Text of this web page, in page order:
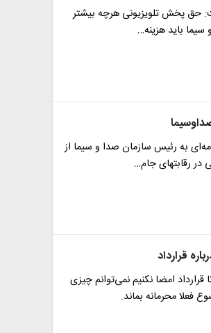
حق پخش تلویزیونی هرچه بیشتر
باید هزینه…
به رئیس سازمان صدا و سیما از
در رقابتهای جام…
قرارداد
قرارداد امضا نکنیم نمی‌توانم چیزی
محرمانه بماند.